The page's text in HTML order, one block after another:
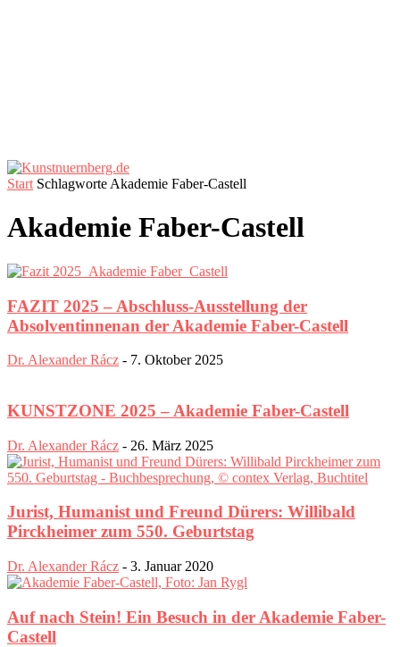
Start Schlagworte Akademie Faber-Castell
Akademie Faber-Castell
FAZIT 2025 – Abschluss-Ausstellung der
Absolventinnenan der Akademie Faber-Castell
Dr. Alexander Rácz - 7. Oktober 2025
KUNSTZONE 2025 – Akademie Faber-Castell
Dr. Alexander Rácz - 26. März 2025
Jurist, Humanist und Freund Dürers: Willibald
Pirckheimer zum 550. Geburtstag
Dr. Alexander Rácz - 3. Januar 2020
Auf nach Stein! Ein Besuch in der Akademie Faber-
Castell